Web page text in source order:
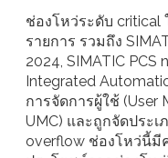
ช่องโหว่ระดับ
รายการ รวมถึง
2024, SIMATIC PCS
Integrated
การจัดการผู้ใช้ (User
UMC) และถูกจัดประเ
overflow ช่องโหว่นี้มี